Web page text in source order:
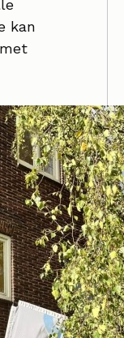
kan